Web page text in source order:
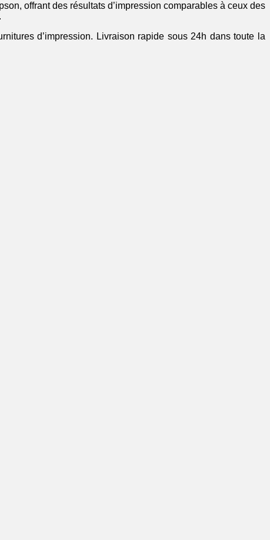
offrant des résultats d’impression comparables à ceux des
d’impression. Livraison rapide sous 24h dans toute la